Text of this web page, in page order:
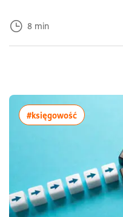
8 min
#księgowośćwięcej